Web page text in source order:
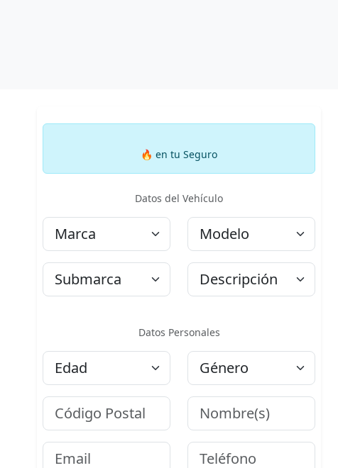
🔥 en tu Seguro
Datos del Vehículo
Marca Modelo
Submarca Descripción
Datos Personales
Edad Género
Código Postal Nombre
Email Teléfono